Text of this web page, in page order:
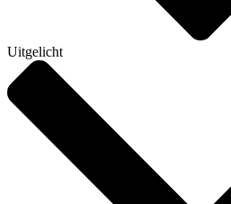
Uitgelicht